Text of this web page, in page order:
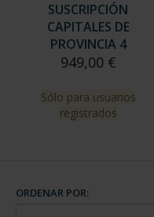
SUSCRIPCIÓN
CAPITALES DE
PROVINCIA 4
949,00 €
Sólo para usuarios
registrados
ORDENAR POR: